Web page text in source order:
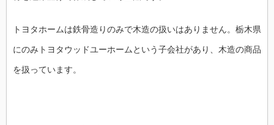
トヨタホームは鉄骨造りのみで木造の扱いはありません。栃木県
にのみトヨタウッドユーホームという子会社があり、木造の商品
を扱っています。